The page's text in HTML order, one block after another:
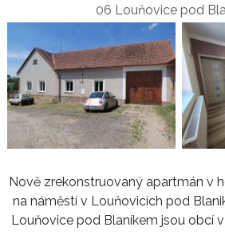
06 Louňovice pod
Nově zrekonstruovaný apartmán v
na náměstí v Louňovicích pod
Louňovice pod Blaníkem jsou obcí